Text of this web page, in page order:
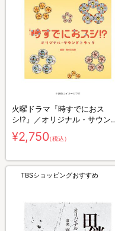
火曜ドラマ『時すでにおス
シ!?』／オリジナル・サウン
トラック／CD
¥2,750（税込）
TBSショッピングおすすめ